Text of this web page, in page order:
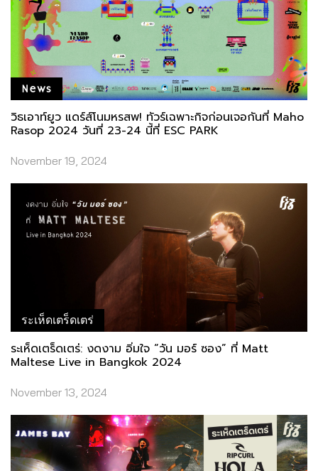
News
วิธเอาท์ยูว แดร์ส์โนมหรสพ! ทัวร์เฉพาะกิจก่อนเจอกันที่ Maho
Rasop 2024 วันที่ 23-24 นี้ที่ ESC PARK
November 19, 2024
ระเห็ดเตร็ดเตร่
ระเห็ดเตร็ดเตร่: งดงาม อิ่มใจ “วัน มอร์​ ซอง” ที่ Matt
Maltese Live in Bangkok 2024
November 13, 2024